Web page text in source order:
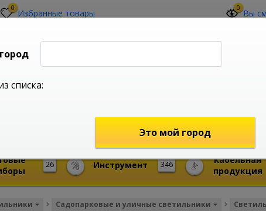
0 Избранные товары 0 Вы
shop@mireks.ru
26 346
Инструмент
Кабельная
продукция
Садопарковые и уличные светильники
списка:
Это мой город